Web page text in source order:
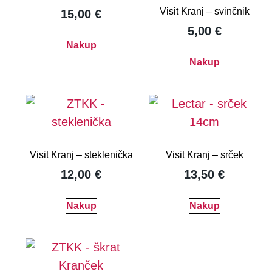
15,00€
Nakup
Visit Kranj – svinčnik
5,00 €
Nakup
Visit Kranj – steklenička
12,00€
Nakup
Visit Kranj – srček
13,50€
Nakup